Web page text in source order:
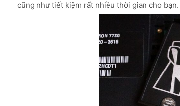
cũng như tiết kiệm rất nhiều thời gian cho bạn.